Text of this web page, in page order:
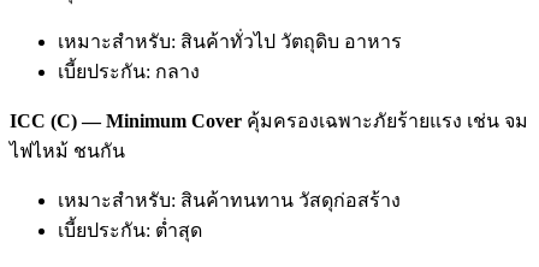
เหมาะสำหรับ: สินค้าทั่วไป วัตถุดิบ อาหาร
เบี้ยประกัน: กลาง
ICC (C) — Minimum Cover คุ้มครองเฉพาะภัยร้ายแรง เช่น จม
ไฟไหม้ ชนกัน
เหมาะสำหรับ: สินค้าทนทาน วัสดุก่อสร้าง
เบี้ยประกัน: ต่ำสุด